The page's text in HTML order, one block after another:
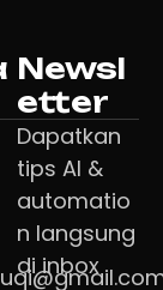
Newsl
etter
Dapatkan
tips AI &
automatio
n langsung
di inbox